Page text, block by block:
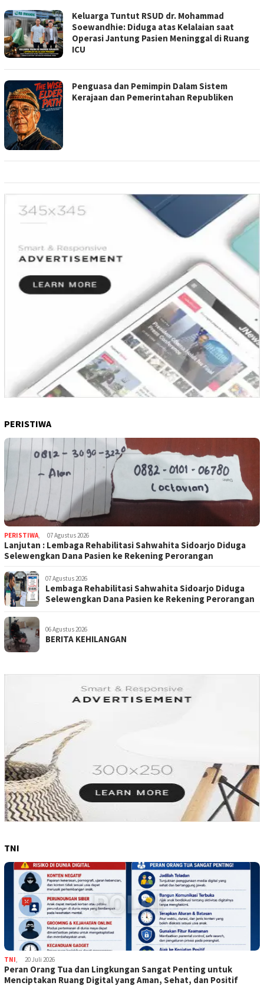
Keluarga Tuntut RSUD dr. Mohammad
Soewandhie: Diduga atas Kelalaian saat
Operasi Jantung Pasien Meninggal di Ruang
ICU
Penguasa dan Pemimpin Dalam Sistem
Kerajaan dan Pemerintahan Republiken
PERISTIWA
PERISTIWA 07 Agustus 2026
Lanjutan : Lembaga Rehabilitasi Sahwahita Sidoarjo Diduga
Selewengkan Dana Pasien ke Rekening Perorangan
07 Agustus 2026
Lembaga Rehabilitasi Sahwahita Sidoarjo Diduga
Selewengkan Dana Pasien ke Rekening Perorangan
06 Agustus 2026
BERITA KEHILANGAN
TNI
TNI 20 Juli 2026
Peran Orang Tua dan Lingkungan Sangat Penting untuk
Menciptakan Ruang Digital yang Aman, Sehat, dan Positif